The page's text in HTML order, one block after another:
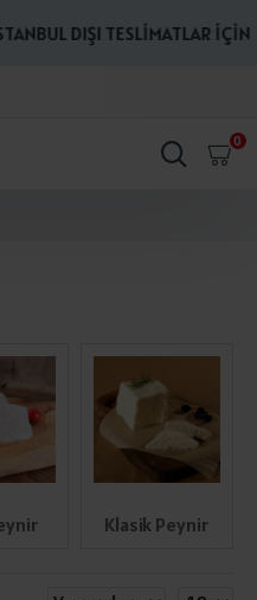
DIŞI TESLİMATLAR İÇİN
0
Lor Peynir